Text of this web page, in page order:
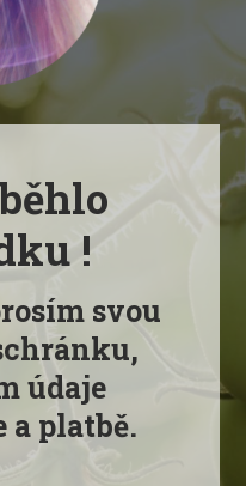
!
svou
údaje
a platbě.